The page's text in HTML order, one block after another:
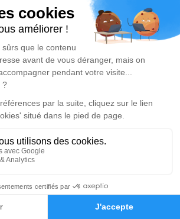
Hommages
vos pensées à travers des
Cet endroit est un lieu
à honorer la mémoire de Carlos
d’arbre hommage est
Jacques Majeur de Gundershoffen